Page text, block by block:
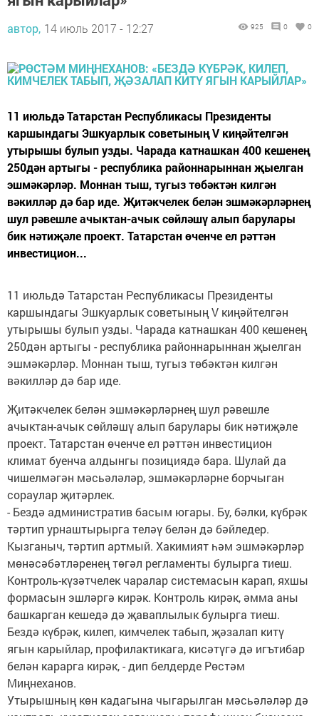
автор, 14 июль 2017 - 12:27 925 0 0
11 июльдә Татарстан Республикасы Президенты
каршындагы Эшкуарлык советының V киңәйтелгән
утырышы булып узды. Чарада катнашкан 400 кешенең
250дән артыгы - республика районнарыннан җыелган
эшмәкәрләр. Моннан тыш, тугыз төбәктән килгән
вәкилләр дә бар иде. Җитәкчелек белән эшмәкәрләрнең
шул рәвешле ачыктан-ачык сөйләшү алып барулары
бик нәтиҗәле проект. Татарстан өченче ел рәттән
инвестицион...
11 июльдә Татарстан Республикасы Президенты
каршындагы Эшкуарлык советының V киңәйтелгән
утырышы булып узды. Чарада катнашкан 400 кешенең
250дән артыгы - республика районнарыннан җыелган
эшмәкәрләр. Моннан тыш, тугыз төбәктән килгән
вәкилләр дә бар иде.
Җитәкчелек белән эшмәкәрләрнең шул рәвешле
ачыктан-ачык сөйләшү алып барулары бик нәтиҗәле
проект. Татарстан өченче ел рәттән инвестицион
климат буенча алдынгы позициядә бара. Шулай да
чишелмәгән мәсьәләләр, эшмәкәрләрне борчыган
сораулар җитәрлек.
- Бездә административ басым югары. Бу, бәлки, күбрәк
тәртип урнаштырырга теләү белән дә бәйледер.
Кызганыч, тәртип артмый. Хакимият һәм эшмәкәрләр
мөнәсәбәтләренең төгәл регламенты булырга тиеш.
Контроль-күзәтчелек чаралар системасын карап, яхшы
формасын эшләргә кирәк. Контроль кирәк, әмма аны
башкарган кешедә дә җаваплылык булырга тиеш.
Бездә күбрәк, килеп, кимчелек табып, җәзалап китү
ягын карыйлар, профилактикага, кисәтүгә дә игътибар
белән карарга кирәк, - дип белдерде Рөстәм
Миңнеханов.
Утырышның көн кадагына чыгарылган мәсьәләләр дә